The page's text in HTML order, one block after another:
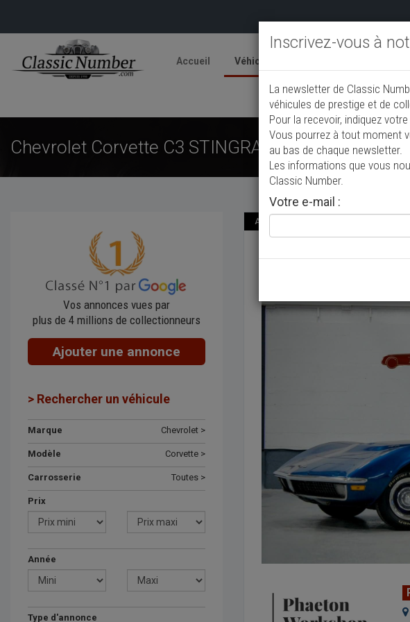
Accueil Véhicules
Ajouter une annonce
Chevrolet Corvette C3 STINGRAY 454CI
Vos annonces vues par
plus de 4 millions de collectionneurs
Ajouter une annonce
> Rechercher un véhicule
Marque Chevrolet >
Modèle Corvette >
Carrosserie Toutes >
Prix
Année
Type d'annonce
Annonce publiée le 03/07/2026 ( il y a
Chevrolet
Inscrivez-vous à
La newsletter de Classic
véhicules de prestige et de
Pour la recevoir, indiquez
Vous pourrez à tout moment
au bas de chaque newsletter.
Les informations que vous
Classic Number.
Votre e-mail :